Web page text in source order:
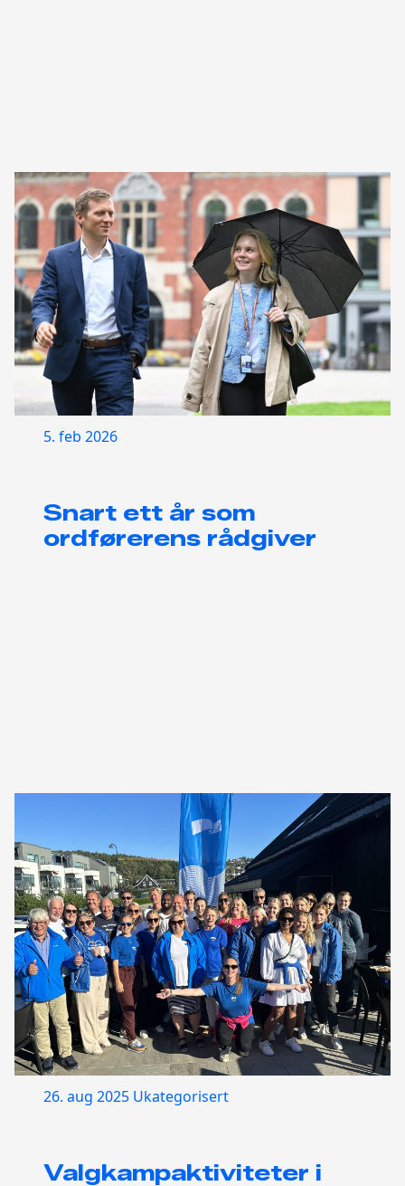
5. feb 2026
Snart ett år som
ordførerens rådgiver
26. aug 2025 Ukategorisert
Valgkampaktiviteter i